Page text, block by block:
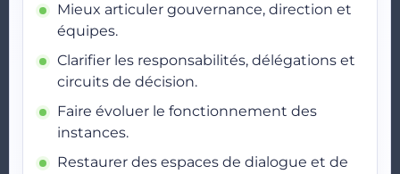
Mieux articuler gouvernance, direction et
équipes.
Clarifier les responsabilités, délégations et
circuits de décision.
Faire évoluer le fonctionnement des
instances.
Restaurer des espaces de dialogue et de